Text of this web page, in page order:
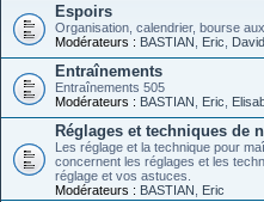
Espoirs
Organisation, calendrier, bourse
Modérateurs : BASTIAN Eric
Entraînements
Entraînements 505
Modérateurs : BASTIAN Eric
Réglages et techniques de
Les réglage et la technique pour
concernent les réglages et les
réglage et vos astuces.
Modérateurs : BASTIAN Eric